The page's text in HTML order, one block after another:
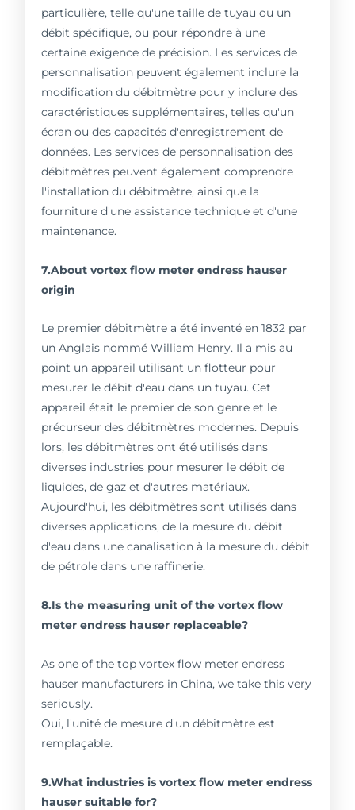
particulière, telle qu'une taille de tuyau ou un
débit spécifique, ou pour répondre à une
certaine exigence de précision. Les services de
personnalisation peuvent également inclure la
modification du débitmètre pour y inclure des
caractéristiques supplémentaires, telles qu'un
écran ou des capacités d'enregistrement de
données. Les services de personnalisation des
débitmètres peuvent également comprendre
l'installation du débitmètre, ainsi que la
fourniture d'une assistance technique et d'une
maintenance.
7.About vortex flow meter endress hauser
origin
Le premier débitmètre a été inventé en 1832 par
un Anglais nommé William Henry. Il a mis au
point un appareil utilisant un flotteur pour
mesurer le débit d'eau dans un tuyau. Cet
appareil était le premier de son genre et le
précurseur des débitmètres modernes. Depuis
lors, les débitmètres ont été utilisés dans
diverses industries pour mesurer le débit de
liquides, de gaz et d'autres matériaux.
Aujourd'hui, les débitmètres sont utilisés dans
diverses applications, de la mesure du débit
d'eau dans une canalisation à la mesure du débit
de pétrole dans une raffinerie.
8.Is the measuring unit of the vortex flow
meter endress hauser replaceable?
As one of the top vortex flow meter endress
hauser manufacturers in China, we take this very
seriously.
Oui, l'unité de mesure d'un débitmètre est
remplaçable.
9.What industries is vortex flow meter endress
hauser suitable for?